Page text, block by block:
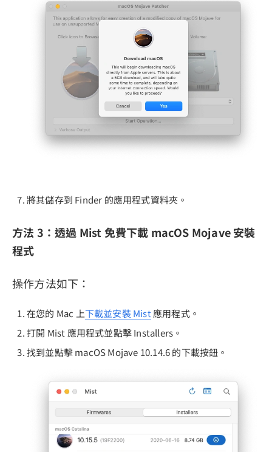
將其儲存到 Finder 的應用程式資料夾。
方法 3：透過 Mist 免費下載 macOS Mojave 安裝
程式
操作方法如下：
在您的 Mac 上下載並安裝 Mist應用程式。
打開 Mist 應用程式並點擊 Installers。
找到並點擊 macOS Mojave 10.14.6 的下載按鈕。